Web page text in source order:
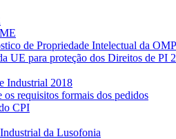
de Propriedade Intelectual da
UE para proteção dos Direitos de PI
Industrial 2018
os requisitos formais dos pedidos
CPI
da Lusofonia